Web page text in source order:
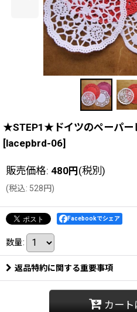
★STEP1★ドイツのペーパ
[lacepbrd-06]
販売価格: 480円(税別)
(税込: 528円)
Facebookでシェア
数量:
返品特約に関する重要事項
カート